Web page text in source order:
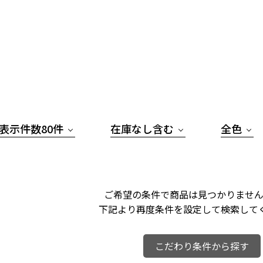
示件数80件 在庫なし含む 全色
ご希望の条件で商品は見つかりませ
下記より再度条件を設定して検索して
こだわり条件から探す